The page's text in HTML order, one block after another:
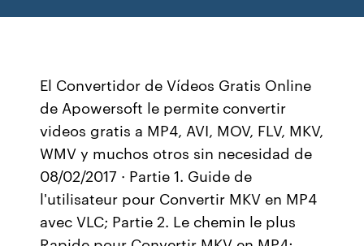
El Convertidor de Vídeos Gratis Online
de Apowersoft le permite convertir
videos gratis a MP4, AVI, MOV, FLV, MKV,
WMV y muchos otros sin necesidad de
08/02/2017 · Partie 1. Guide de
l'utilisateur pour Convertir MKV en MP4
avec VLC; Partie 2. Le chemin le plus